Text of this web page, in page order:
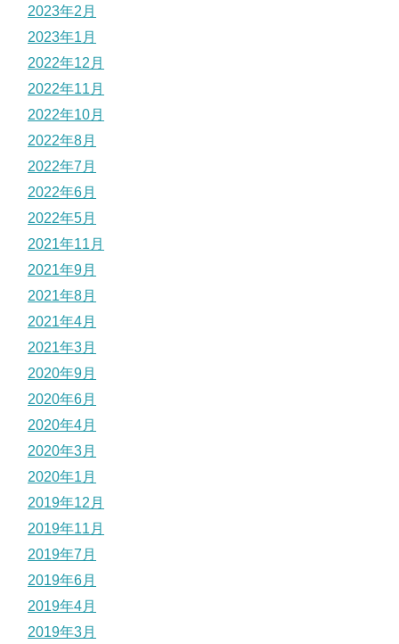
2023年2月
2023年1月
2022年12月
2022年11月
2022年10月
2022年8月
2022年7月
2022年6月
2022年5月
2021年11月
2021年9月
2021年8月
2021年4月
2021年3月
2020年9月
2020年6月
2020年4月
2020年3月
2020年1月
2019年12月
2019年11月
2019年7月
2019年6月
2019年4月
2019年3月